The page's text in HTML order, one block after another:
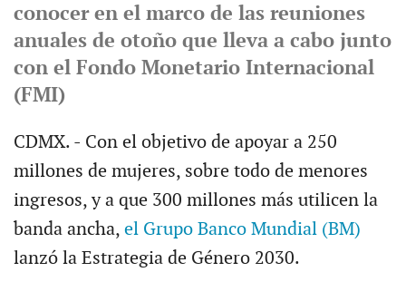
conocer en el marco de las reuniones
anuales de otoño que lleva a cabo junto
con el Fondo Monetario Internacional
(FMI)
CDMX. - Con el objetivo de apoyar a 250
millones de mujeres, sobre todo de menores
ingresos, y a que 300 millones más utilicen la
banda ancha, el Grupo Banco Mundial (BM)
lanzó la Estrategia de Género 2030.